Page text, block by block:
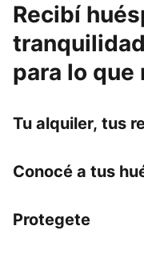
Recibí
para lo que
Tu alquiler, tus
Conocé a tus
Protegete